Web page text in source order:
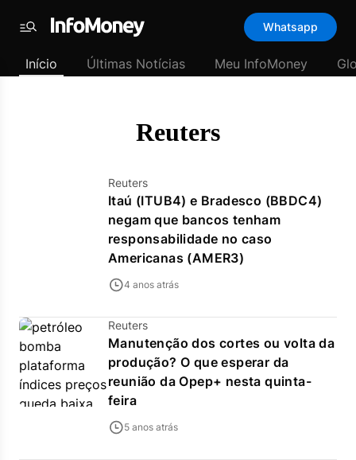
padrão
Últimas
Menu
Whatsapp
Início Últimas Notícias Meu InfoMoney
Reuters
Reuters
Itaú (ITUB4) e Bradesco (BBDC4)
negam que bancos tenham
responsabilidade no caso
Americanas (AMER3)
4 anos atrás
Reuters
Manutenção dos cortes ou volta da
produção? O que esperar da
reunião da Opep+ nesta quinta-
feira
5 anos atrás